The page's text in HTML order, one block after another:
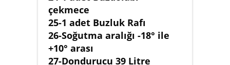
çekmece
25-1 adet Buzluk Rafı
26-Soğutma aralığı -18° ile
+10° arası
27-Dondurucu 39 Litre